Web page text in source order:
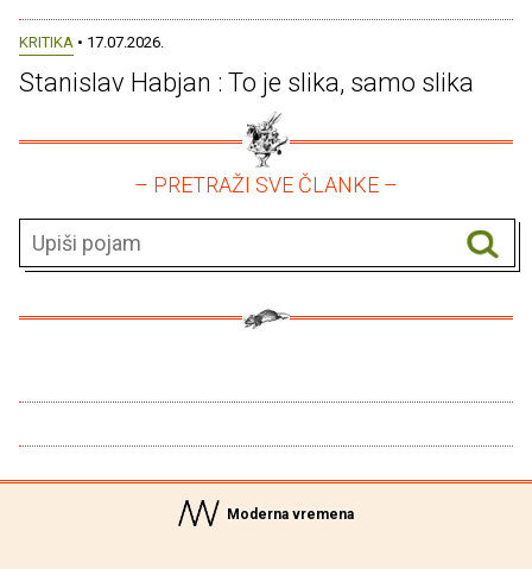
KRITIKA • 17.07.2026.
Stanislav Habjan : To je slika, samo slika
– PRETRAŽI SVE ČLANKE –
Moderna vremena